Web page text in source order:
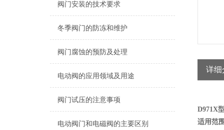
阀门安装的技术要求
冬季阀门的防冻和维护
阀门腐蚀的预防及处理
电动阀的应用领域及用途
阀门试压的注意事项
电动阀门和电磁阀的主要区别
详细
D971X
适用范